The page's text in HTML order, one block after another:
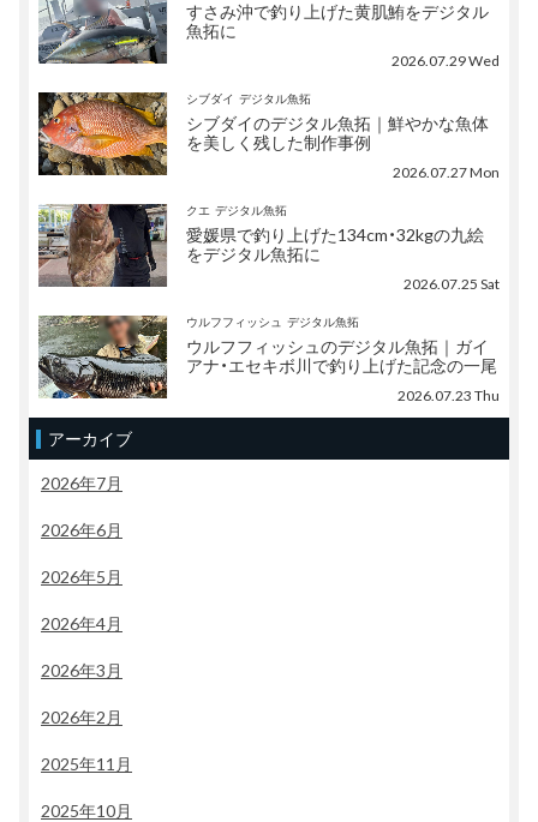
すさみ沖で釣り上げた黄肌鮪をデジタル
魚拓に
2026.07.29 Wed
シブダイ デジタル魚拓
シブダイのデジタル魚拓｜鮮やかな魚体
を美しく残した制作事例
2026.07.27 Mon
クエ デジタル魚拓
愛媛県で釣り上げた134cm・32kgの九絵
をデジタル魚拓に
2026.07.25 Sat
ウルフフィッシュ デジタル魚拓
ウルフフィッシュのデジタル魚拓｜ガイ
アナ・エセキボ川で釣り上げた記念の一尾
2026.07.23 Thu
アーカイブ
2026年7月
2026年6月
2026年5月
2026年4月
2026年3月
2026年2月
2025年11月
2025年10月